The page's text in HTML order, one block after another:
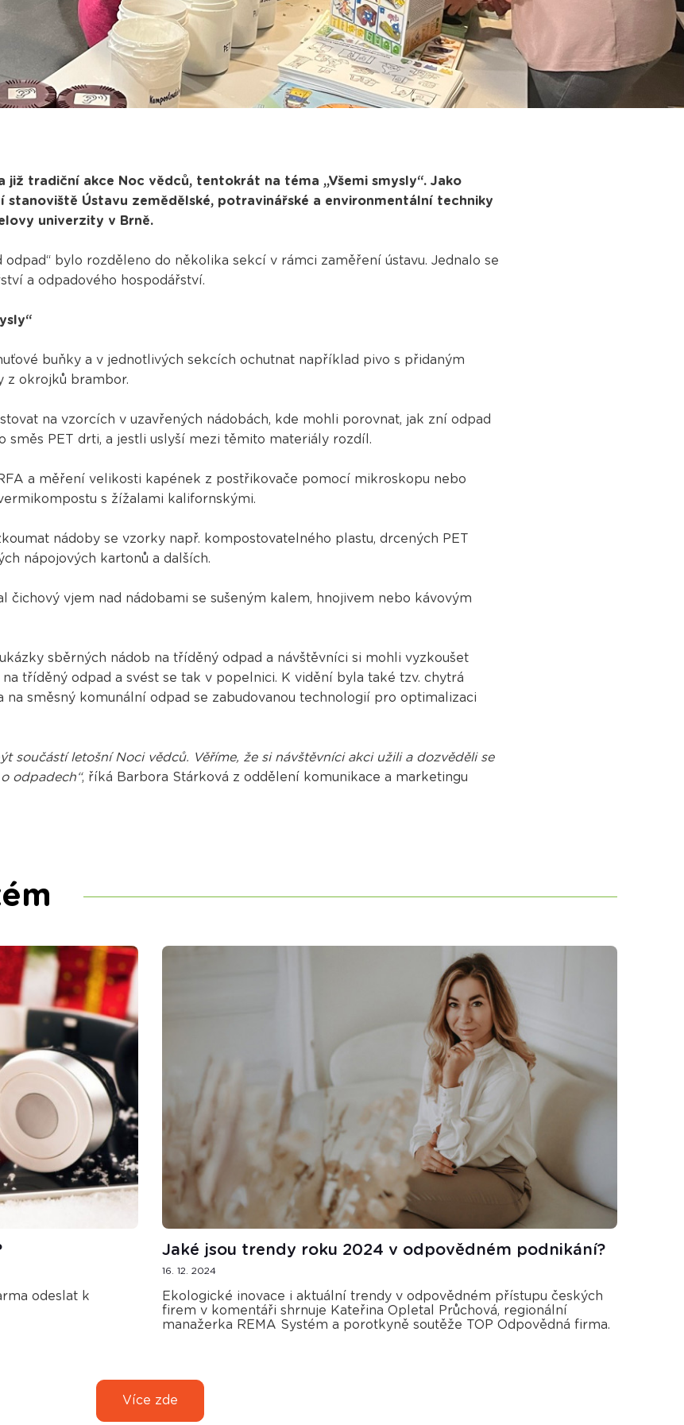
již tradiční akce Noc vědců, tentokrát na téma „Všemi smysly“. Jako
stanoviště Ústavu zemědělské, potravinářské a environmentální techniky
univerzity v Brně.
odpad“ bylo rozděleno do několika sekcí v rámci zaměření ústavu. Jednalo se
a odpadového hospodářství.
buňky a v jednotlivých sekcích ochutnat například pivo s přidaným
z okrojků brambor.
na vzorcích v uzavřených nádobách, kde mohli porovnat, jak zní odpad
směs PET drti, a jestli uslyší mezi těmito materiály rozdíl.
a měření velikosti kapének z postřikovače pomocí mikroskopu nebo
s žížalami kalifornskými.
nádoby se vzorky např. kompostovatelného plastu, drcených PET
nápojových kartonů a dalších.
čichový vjem nad nádobami se sušeným kalem, hnojivem nebo kávovým
sběrných nádob na tříděný odpad a návštěvníci si mohli vyzkoušet
tříděný odpad a svést se tak v popelnici. K vidění byla také tzv. chytrá
směsný komunální odpad se zabudovanou technologií pro optimalizaci
součástí letošní Noci vědců. Věříme, že si návštěvníci akci užili a dozvěděli se
odpadech“, říká Barbora Stárková z oddělení komunikace a marketingu
odeslat k
Jaké jsou trendy roku 2024 v odpovědném podnikání?
16. 12. 2024
Ekologické inovace i aktuální trendy v odpovědném přístupu českých
firem v komentáři shrnuje Kateřina Opletal Průchová, regionální
manažerka REMA Systém a porotkyně soutěže TOP Odpovědná firma.
Více zde